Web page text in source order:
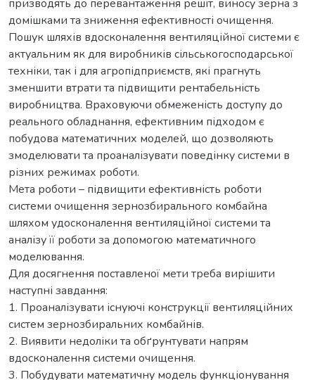
призводять до перевантаження решіт, виносу зерна з
домішками та зниження ефективності очищення.
Пошук шляхів вдосконалення вентиляційної системи є
актуальним як для виробників сільськогосподарської
техніки, так і для агропідприємств, які прагнуть
зменшити втрати та підвищити рентабельність
виробництва. Враховуючи обмеженість доступу до
реального обладнання, ефективним підходом є
побудова математичних моделей, що дозволяють
змоделювати та проаналізувати поведінку системи в
різних режимах роботи.
Мета роботи – підвищити ефективність роботи
системи очищення зернозбирального комбайна
шляхом удосконалення вентиляційної системи та
аналізу її роботи за допомогою математичного
моделювання.
Для досягнення поставленої мети треба вирішити
наступні завдання:
1. Проаналізувати існуючі конструкції вентиляційних
систем зернозбиральних комбайнів.
2. Виявити недоліки та обґрунтувати напрям
вдосконалення системи очищення.
3. Побудувати математичну модель функціонування